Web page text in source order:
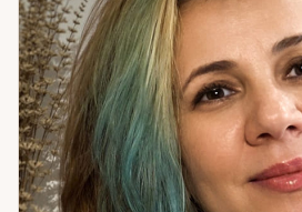
самом деле — я готова к разговору.